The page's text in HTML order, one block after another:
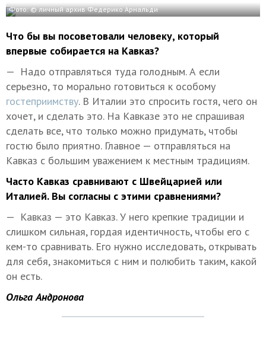
Фото: © личный архив Федерико Арнальди
Что бы вы посоветовали человеку, который
впервые собирается на Кавказ?
— Надо отправляться туда голодным. А если
серьезно, то морально готовиться к особому
гостеприимству. В Италии это спросить гостя, чего он
хочет, и сделать это. На Кавказе это не спрашивая
сделать все, что только можно придумать, чтобы
гостю было приятно. Главное — отправляться на
Кавказ с большим уважением к местным традициям.
Часто Кавказ сравнивают с Швейцарией или
Италией. Вы согласны с этими сравнениями?
— Кавказ — это Кавказ. У него крепкие традиции и
слишком сильная, гордая идентичность, чтобы его с
кем-то сравнивать. Его нужно исследовать, открывать
для себя, знакомиться с ним и полюбить таким, какой
он есть.
Ольга Андронова